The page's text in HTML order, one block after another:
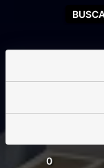
0